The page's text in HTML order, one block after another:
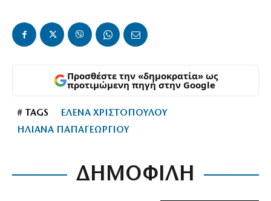
Προσθέστε την «δημοκρατία» ως
προτιμώμενη πηγή στην Google
# TAGS
ΕΛΕΝΑ ΧΡΙΣΤΟΠΟΥΛΟΥ
ΗΛΙΑΝΑ ΠΑΠΑΓΕΩΡΓΙΟΥ
ΔΗΜΟΦΙΛΗ